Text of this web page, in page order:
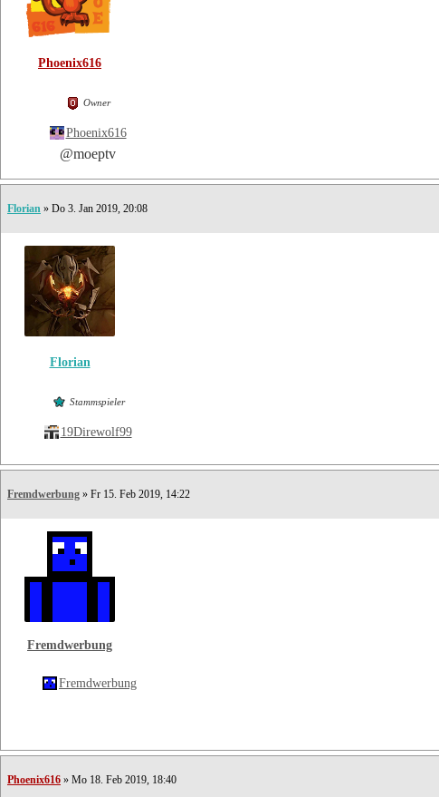
Phoenix616
Owner
Phoenix616
@moeptv
Florian » Do 3. Jan 2019, 20:08
Florian
Stammspieler
19Direwolf99
Fremdwerbung » Fr 15. Feb 2019, 14:22
Fremdwerbung
Fremdwerbung
Phoenix616 » Mo 18. Feb 2019, 18:40